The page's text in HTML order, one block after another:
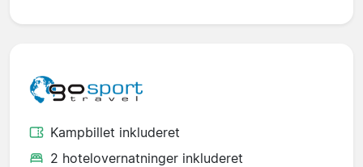
Kampbillet inkluderet
2 hotelovernatninger inkluderet